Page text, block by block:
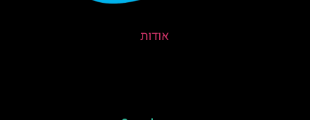
אודות